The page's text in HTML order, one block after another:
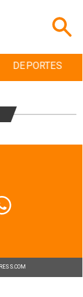
DEPORTES